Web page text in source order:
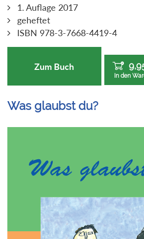
1. Auflage 2017
geheftet
ISBN 978-3-7668-4419-4
Zum Buch
In den
Was glaubst du?